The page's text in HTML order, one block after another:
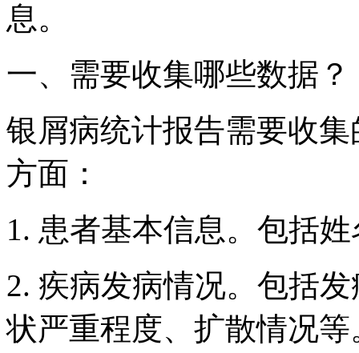
息。
一、需要收集哪些数据？
银屑病统计报告需要收
方面：
1. 患者基本信息。包括
2. 疾病发病情况。包括
状严重程度、扩散情况等